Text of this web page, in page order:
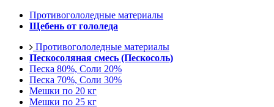
Противогололедные материалы
Щебень от гололеда
Противогололедные материалы
Пескосоляная смесь (Пескосоль)
Песка 80%, Соли 20%
Песка 70%, Соли 30%
Мешки по 20 кг
Мешки по 25 кг